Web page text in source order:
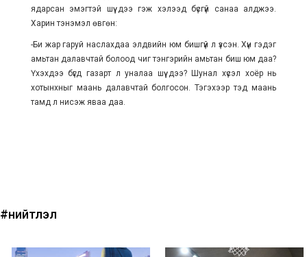
ядарсан эмэгтэй шүү дээ гэж хэлээд бүсгүй санаа алджээ.
Харин тэнэмэл өвгөн:
-Би жар гаруй наслахдаа элдвийн юм бишгүй л үзсэн. Хүн гэдэг
амьтан далавчтай болоод чиг тэнгэрийн амьтан биш юм даа?
Үхэхдээ бүгд газарт л уналаа шүү дээ? Шунал хүсэл хоёр нь
хотынхныг маань далавчтай болгосон. Тэгэхээр тэд маань
тамд л нисэж яваа даа.
#нийтлэл